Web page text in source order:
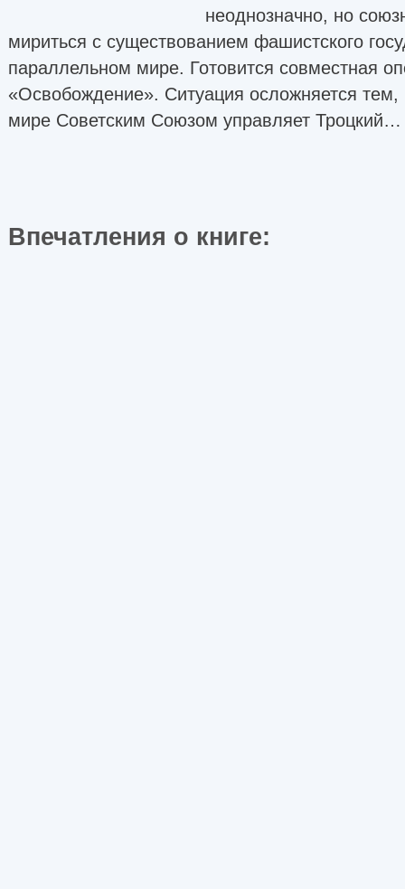
неоднозначно, но
мириться с существованием фашистского
параллельном мире. Готовится совместная
«Освобождение». Ситуация осложняется
мире Советским Союзом управляет
Впечатления о книге: